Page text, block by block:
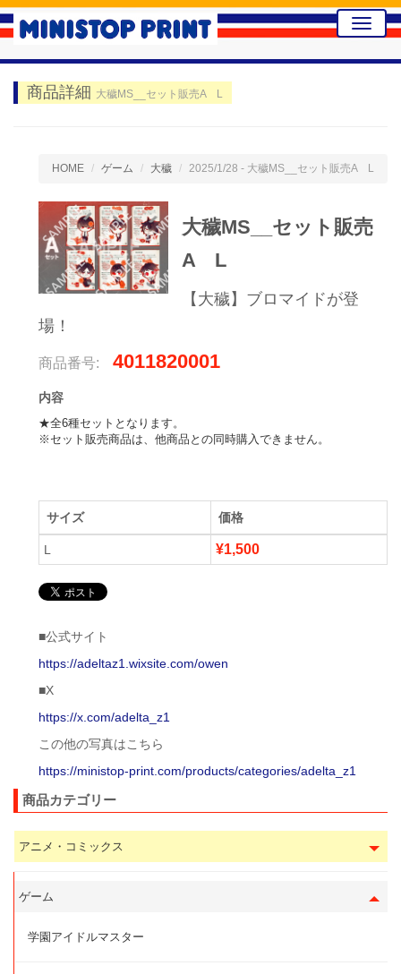
Toggle
商品詳細 大穢MS__セット販売A L
HOME ゲーム 大穢 2025/1/28 - 大穢MS__セット販売A L
大穢MS__セット販売
A L
【大穢】ブロマイドが登
場！
商品番号: 4011820001
内容
★全6種セットとなります。
※セット販売商品は、他商品との同時購入できません。
サイズ 価格
L ¥1,500
■公式サイト
https://adeltaz1.wixsite.com/owen
■X
https://x.com/adelta_z1
この他の写真はこちら
https://ministop-print.com/products/categories/adelta_z1
商品カテゴリー
アニメ・コミックス
ゲーム
学園アイドルマスター